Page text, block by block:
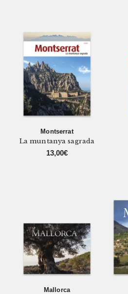
Montserrat
La muntanya sagrada
13,00€
Mallorca